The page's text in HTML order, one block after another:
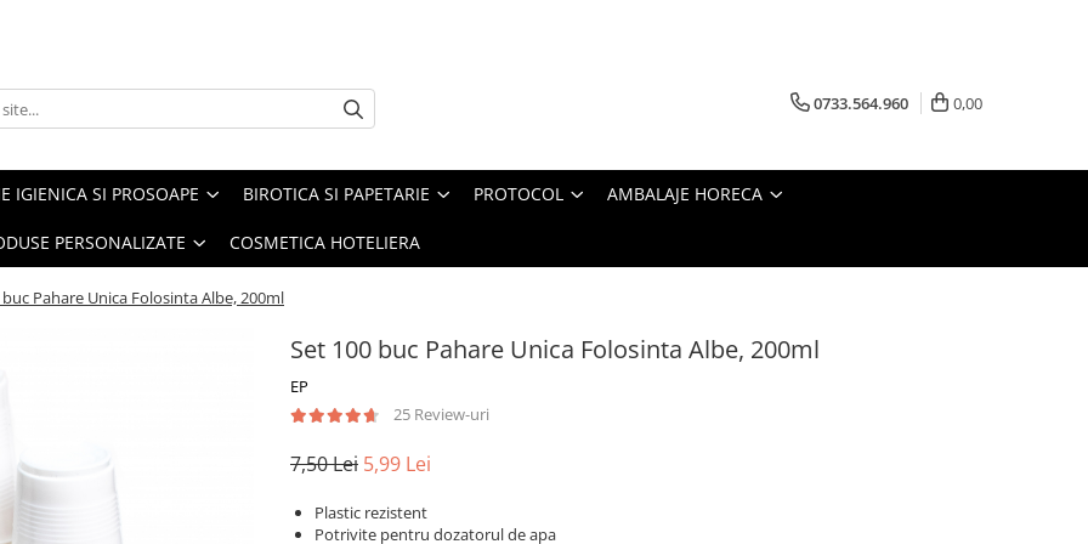
0733.564.960 0,00
IGIENICA SI PROSOAPE BIROTICA SI PAPETARIE PROTOCOL AMBALAJE HORECA
PERSONALIZATE COSMETICA HOTELIERA
buc Pahare Unica Folosinta Albe, 200ml
Set 100 buc Pahare Unica Folosinta Albe, 200ml
EP
25 Review-uri
7,50 Lei 5,99 Lei
Plastic rezistent
Potrivite pentru dozatorul de apa